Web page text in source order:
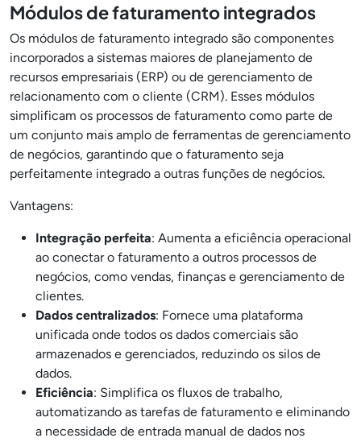
Módulos de faturamento integrados
Os módulos de faturamento integrado são componentes
incorporados a sistemas maiores de planejamento de
recursos empresariais (ERP) ou de gerenciamento de
relacionamento com o cliente (CRM). Esses módulos
simplificam os processos de faturamento como parte de
um conjunto mais amplo de ferramentas de gerenciamento
de negócios, garantindo que o faturamento seja
perfeitamente integrado a outras funções de negócios.
Vantagens:
Integração perfeita: Aumenta a eficiência operacional
ao conectar o faturamento a outros processos de
negócios, como vendas, finanças e gerenciamento de
clientes.
Dados centralizados: Fornece uma plataforma
unificada onde todos os dados comerciais são
armazenados e gerenciados, reduzindo os silos de
dados.
Eficiência: Simplifica os fluxos de trabalho,
automatizando as tarefas de faturamento e eliminando
a necessidade de entrada manual de dados nos